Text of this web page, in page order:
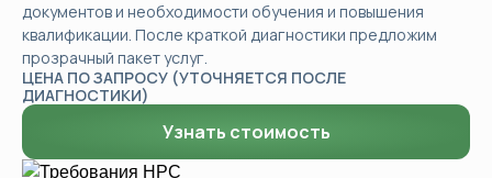
документов и необходимости обучения и повышения
квалификации. После краткой диагностики предложим
прозрачный пакет услуг.
ЦЕНА ПО ЗАПРОСУ (УТОЧНЯЕТСЯ ПОСЛЕ
ДИАГНОСТИКИ)
Узнать стоимость